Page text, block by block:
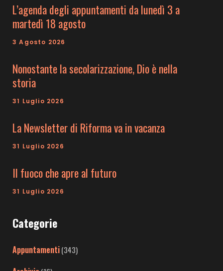
L’agenda degli appuntamenti da lunedì 3 a
martedì 18 agosto
3 Agosto 2026
Nonostante la secolarizzazione, Dio è nella
storia
31 Luglio 2026
La Newsletter di Riforma va in vacanza
31 Luglio 2026
Il fuoco che apre al futuro
31 Luglio 2026
Categorie
Appuntamenti(343)